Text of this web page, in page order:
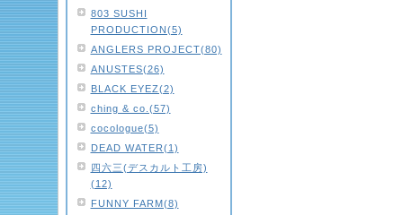
803 SUSHI
PRODUCTION(5)
ANGLERS PROJECT(80)
ANUSTES(26)
BLACK EYEZ(2)
ching & co.(57)
cocologue(5)
DEAD WATER(1)
四六三(デスカルト工房)
(12)
FUNNY FARM(8)